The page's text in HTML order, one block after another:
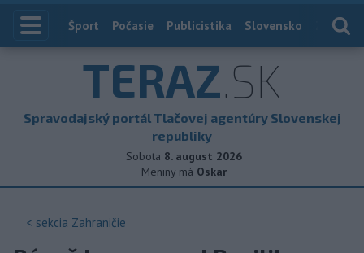
Index
Šport Počasie Publicistika Slovensko
TERAZ.SK
Spravodajský portál Tlačovej agentúry Slovenskej
republiky
Sobota 8. august 2026
Meniny má Oskar
< sekcia Zahraničie